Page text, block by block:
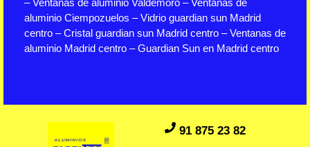
–Ventanas de aluminio Valdemoro –Ventanas de
aluminio Ciempozuelos –Vidrio guardian sun Madrid
centro –Cristal guardian sun Madrid centro –Ventanas de
aluminio Madrid centro –Guardian Sun en Madrid centro
91 875 23 82